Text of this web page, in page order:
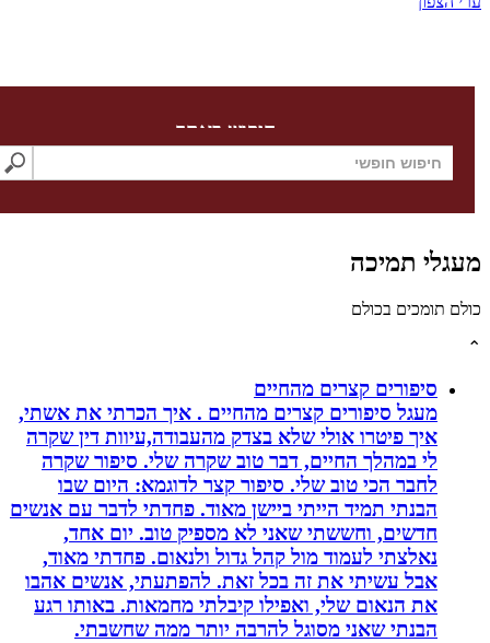
חיפוש באתר
תמיכה
בכולם
סיפורים קצרים מהחיים
מעגל סיפורים קצרים מהחיים . איך הכרתי את אשתי,
איך פיטרו אולי שלא בצדק מהעבודה,עיוות דין שקרה
לי במהלך החיים, דבר טוב שקרה שלי. סיפור שקרה
לחבר הכי טוב שלי. סיפור קצר לדוגמא: היום שבו
הבנתי תמיד הייתי ביישן מאוד. פחדתי לדבר עם אנשים
חדשים, וחששתי שאני לא מספיק טוב. יום אחד,
נאלצתי לעמוד מול קהל גדול ולנאום. פחדתי מאוד,
אבל עשיתי את זה בכל זאת. להפתעתי, אנשים אהבו
את הנאום שלי, ואפילו קיבלתי מחמאות. באותו רגע
הבנתי שאני מסוגל להרבה יותר ממה שחשבתי.